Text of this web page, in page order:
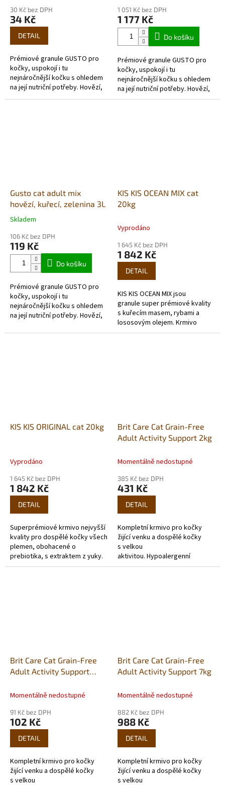
produktu
je
hvězdiček.
30 Kč bez DPH
34 Kč
DETAIL
Prémiové granule GUSTO pro
kočky, uspokojí i tu
nejnáročnější kočku s ohledem
na její nutriční potřeby. Hovězí,
kuřecí jako základ proteinů
produktu
je
hvězdiček.
1 051 Kč bez DPH
1 177 Kč
Do košíku
Prémiové granule GUSTO pro
kočky, uspokojí i tu
nejnáročnější kočku s ohledem
na její nutriční potřeby. Hovězí,
kuřecí jako základ proteinů
Gusto cat adult mix
hovězí, kuřecí, zelenina 3L
Průměrné
produktu
je
hvězdiček.
Skladem
106 Kč bez DPH
119 Kč
Do košíku
Prémiové granule GUSTO pro
kočky, uspokojí i tu
nejnáročnější kočku s ohledem
na její nutriční potřeby. Hovězí,
vysoké kvality.
KIS KIS OCEAN MIX cat
20kg
Vyprodáno
1 645 Kč bez DPH
1 842 Kč
DETAIL
KIS KIS OCEAN MIX jsou
granule super prémiové kvality
s kuřecím masem, rybami a
lososovým olejem. Krmivo
obsahuje taurin, který
KIS KIS ORIGINAL cat 20kg
Vyprodáno
1 645 Kč bez DPH
1 842 Kč
DETAIL
Superprémiové krmivo nejvyšší
kvality pro dospělé kočky všech
plemen, obohacené o
prebiotika, s extraktem z yuky.
Velice chutné granule, založené
Brit Care Cat Grain-Free
Adult Activity Support 2kg
Momentálně nedostupné
385 Kč bez DPH
431 Kč
DETAIL
Kompletní krmivo pro kočky
žijící venku a dospělé kočky
s velkou
aktivitou. Hypoalergenní
receptura čerstvé kuře a krůta.
Brit Care Cat Grain-Free
Adult Activity Support
Momentálně nedostupné
91 Kč bez DPH
102 Kč
DETAIL
Kompletní krmivo pro kočky
žijící venku a dospělé kočky
s velkou
Brit Care Cat Grain-Free
Adult Activity Support 7kg
Momentálně nedostupné
882 Kč bez DPH
988 Kč
DETAIL
Kompletní krmivo pro kočky
žijící venku a dospělé kočky
s velkou